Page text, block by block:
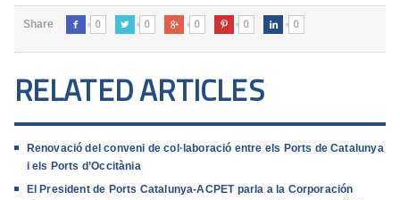
Share  0  0  0  0  0
RELATED ARTICLES
Renovació del conveni de col·laboració entre els Ports de Catalunya
i els Ports d’Occitània
El President de Ports Catalunya-ACPET parla a la Corporación